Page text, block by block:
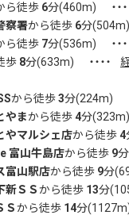
ら徒歩 6分(460m) ・・・
察署から徒歩 6分(504m)
ら徒歩 7分(536m) ・・・
歩 8分(633m) ・・・・
から徒歩3分(224m)
やまから徒歩4分(323m)
やマルシェ店から徒歩4
富山牛島店から徒歩 9
富山駅店から徒歩 9分(
新ＳＳから徒歩 13分(
Ｓから徒歩 14分(1127